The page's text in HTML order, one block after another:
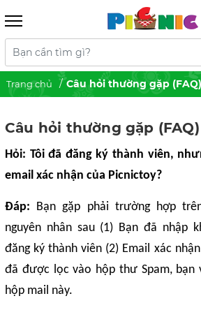
Trang chủ Câu hỏi thường gặp (FAQ)
Câu hỏi thường gặp (FAQ)
Hỏi: Tôi đã đăng ký thành viên,
email xác nhận của Picnictoy?
Đáp: Bạn gặp phải trường hợp
nguyên nhân sau (1) Bạn đã nhập
đăng ký thành viên (2) Email xác
đã được lọc vào hộp thư Spam, bạn
hộp mail này.